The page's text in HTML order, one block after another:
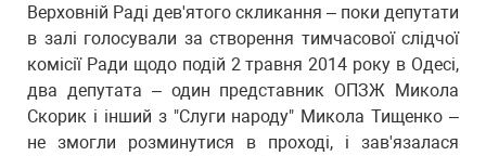
Верховній Раді дев'ятого скликання – поки депутати
в залі голосували за створення тимчасової слідчої
комісії Ради щодо подій 2 травня 2014 року в Одесі,
два депутата – один представник ОПЗЖ Микола
Скорик і інший з "Слуги народу" Микола Тищенко –
не змогли розминутися в проході, і зав'язалася